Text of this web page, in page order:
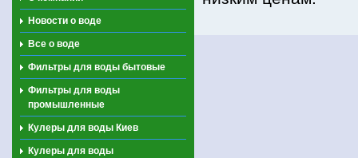
Новости о воде
Все о воде
Фильтры для воды бытовые
Фильтры для воды
промышленные
Кулеры для воды Киев
Кулеры для воды